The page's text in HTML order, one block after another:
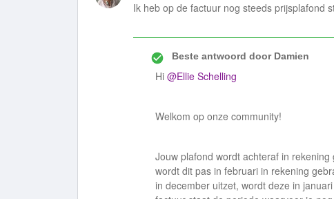
Ik heb op de factuur nog steeds prijsplafond
Beste antwoord doorDamien
Hi @Ellie Schelling
Welkom op onze community!
Jouw plafond wordt achteraf in
wordt dit pas in februari in rekening
in december uitzet, wordt deze in